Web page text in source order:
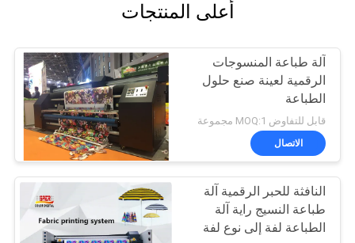
أعلى المنتجات
آلة طباعة المنسوجات
الرقمية لعينة صنع حلول
الطباعة
قابل للتفاوض MOQ:1 مجموعة
الاتصال
النافثة للحبر الرقمية آلة
طباعة النسيج راية آلة
الطباعة لفة إلى نوع لفة